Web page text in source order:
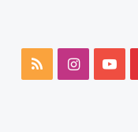
يوتيوبانستقرامملخص